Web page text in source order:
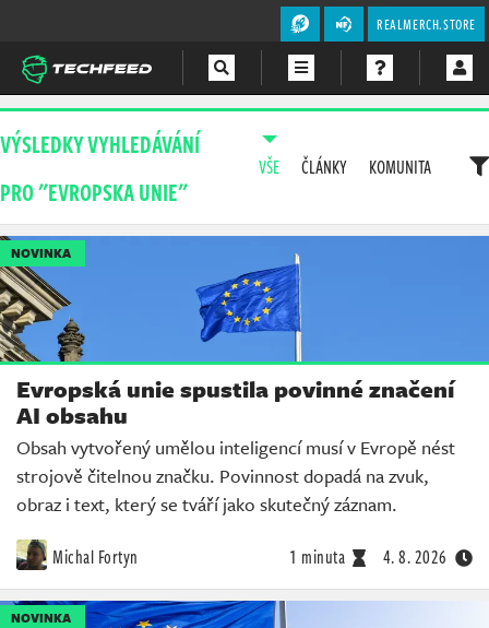
REALMERCH.STORE
Magazín
Videa
Soutěže
VÝSLEDKY VYHLEDÁVÁNÍ
PRO "EVROPSKA UNIE"
VŠE ČLÁNKY KOMUNITA
NOVINKA
Evropská unie spustila povinné značení
AI obsahu
Obsah vytvořený umělou inteligencí musí v Evropě nést
strojově čitelnou značku. Povinnost dopadá na zvuk,
obraz i text, který se tváří jako skutečný záznam.
Michal Fortyn 1 minuta 4. 8. 2026
NOVINKA